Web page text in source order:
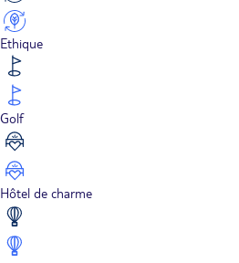
Ethique
Golf
Hôtel de charme